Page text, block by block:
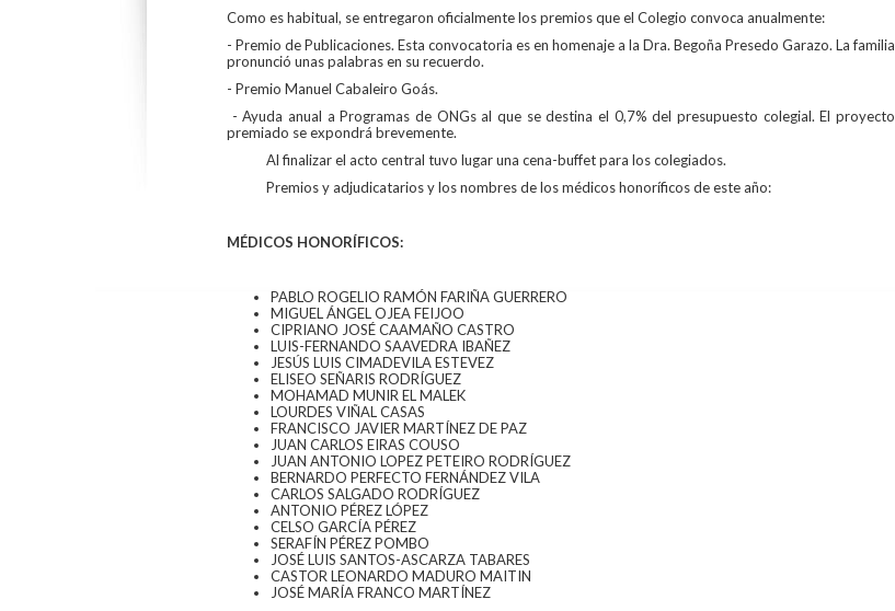
Como es habitual, se entregaron oficialmente los premios que el Colegio convoca anualmente:
- Premio de Publicaciones. Esta convocatoria es en homenaje a la Dra. Begoña Presedo Garazo. La familia
pronunció unas palabras en su recuerdo.
- Premio Manuel Cabaleiro Goás.
- Ayuda anual a Programas de ONGs al que se destina el 0,7% del presupuesto colegial. El proyecto
premiado se expondrá brevemente.
Al finalizar el acto central tuvo lugar una cena-buffet para los colegiados.
Premios y adjudicatarios y los nombres de los médicos honoríficos de este año:
MÉDICOS HONORÍFICOS:
PABLO ROGELIO RAMÓN FARIÑA GUERRERO
MIGUEL ÁNGEL OJEA FEIJOO
CIPRIANO JOSÉ CAAMAÑO CASTRO
LUIS-FERNANDO SAAVEDRA IBAÑEZ
JESÚS LUIS CIMADEVILA ESTEVEZ
ELISEO SEÑARIS RODRÍGUEZ
MOHAMAD MUNIR EL MALEK
LOURDES VIÑAL CASAS
FRANCISCO JAVIER MARTÍNEZ DE PAZ
JUAN CARLOS EIRAS COUSO
JUAN ANTONIO LOPEZ PETEIRO RODRÍGUEZ
BERNARDO PERFECTO FERNÁNDEZ VILA
CARLOS SALGADO RODRÍGUEZ
ANTONIO PÉREZ LÓPEZ
CELSO GARCÍA PÉREZ
SERAFÍN PÉREZ POMBO
JOSÉ LUIS SANTOS-ASCARZA TABARES
CASTOR LEONARDO MADURO MAITIN
JOSÉ MARÍA FRANCO MARTÍNEZ